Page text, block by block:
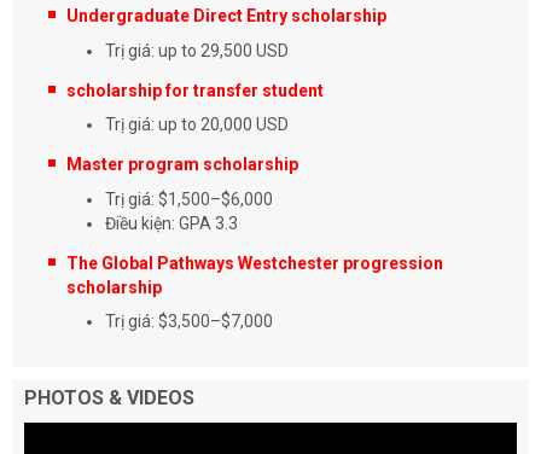
Undergraduate Direct Entry scholarship
Trị giá: up to 29,500 USD
scholarship for transfer student
Trị giá: up to 20,000 USD
Master program scholarship
Trị giá: $1,500–$6,000
Điều kiện: GPA 3.3
The Global Pathways Westchester progression
scholarship
Trị giá: $3,500–$7,000
PHOTOS & VIDEOS